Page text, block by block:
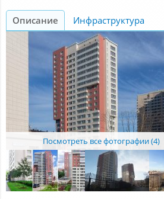
Описание Инфраструктура
Посмотреть все фотографии (4)